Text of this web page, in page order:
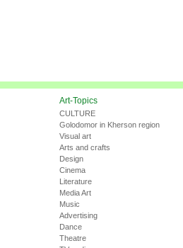
Art-Topics
CULTURE
Golodomor in Kherson region
Visual art
Arts and crafts
Design
Cinema
Literature
Media Art
Music
Advertising
Dance
Theatre